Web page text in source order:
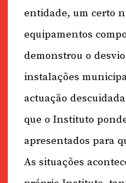
entidade, um certo
equipamentos
demonstrou o
instalações
actuação
que o Instituto
apresentados para
As situações